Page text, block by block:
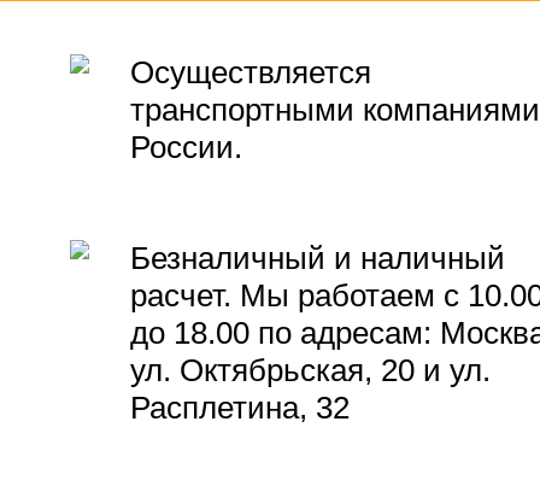
Осуществляется
транспортными компаниями
России.
Безналичный и наличный
расчет. Мы работаем с
до 18.00 по адресам:
ул. Октябрьская, 20 и ул.
Расплетина, 32